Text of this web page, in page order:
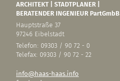
ARCHITEKT | STADTPLANER |
BERATENDER INGENIEUR PartGmbB
Hauptstraße 37
97246 Eibelstadt
Telefon: 09303 / 90 72 - 0
Telefax: 09303 / 90 72 - 22
info@haas-haas.info